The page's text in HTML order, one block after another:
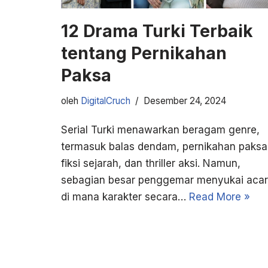
12 Drama Turki Terbaik
tentang Pernikahan
Paksa
oleh DigitalCruch Desember 24, 2024
Serial Turki menawarkan beragam genre,
termasuk balas dendam, pernikahan
fiksi sejarah, dan thriller aksi. Namun,
sebagian besar penggemar menyukai
di mana karakter secara… Read More »